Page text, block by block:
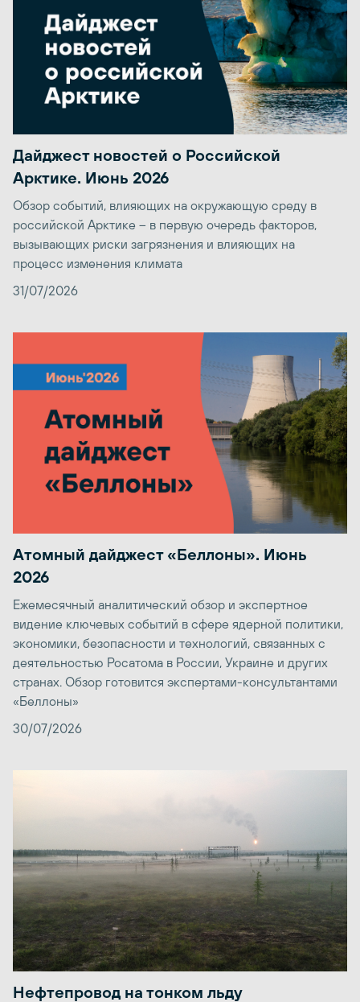
Дайджест новостей о Российской
Арктике. Июнь 2026
Обзор событий, влияющих на окружающую среду в
российской Арктике – в первую очередь факторов,
вызывающих риски загрязнения и влияющих на
процесс изменения климата
31/07/2026
Атомный дайджест «Беллоны». Июнь
2026
Ежемесячный аналитический обзор и экспертное
видение ключевых событий в сфере ядерной политики,
экономики, безопасности и технологий, связанных с
деятельностью Росатома в России, Украине и других
странах. Обзор готовится экспертами-консультантами
«Беллоны»
30/07/2026
Нефтепровод на тонком льду